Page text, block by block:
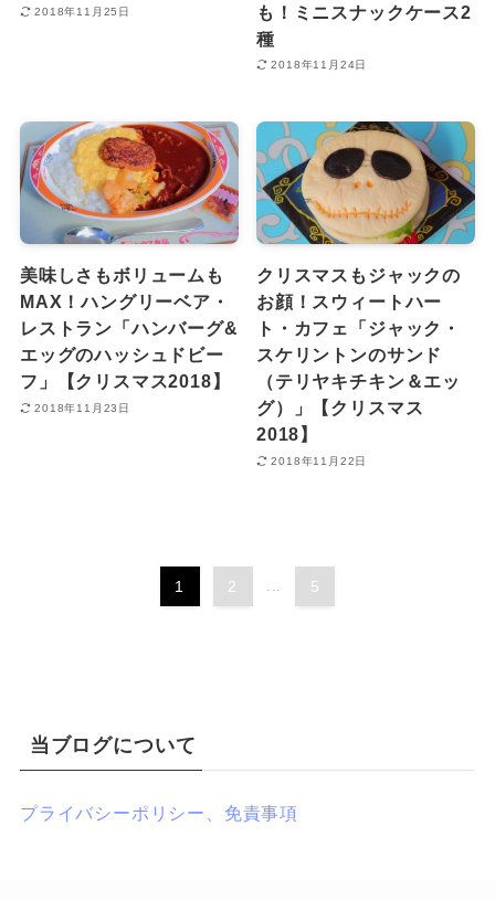
2018年11月25日
も！ミニスナックケース2
種
2018年11月24日
美味しさもボリュームも
MAX！ハングリーベア・
レストラン「ハンバーグ&
エッグのハッシュドビー
フ」【クリスマス2018】
2018年11月23日
クリスマスもジャックの
お顔！スウィートハー
ト・カフェ「ジャック・
スケリントンのサンド
（テリヤキチキン＆エッ
グ）」【クリスマス
2018】
2018年11月22日
1 2 5
当ブログについて
プライバシーポリシー、免責事項